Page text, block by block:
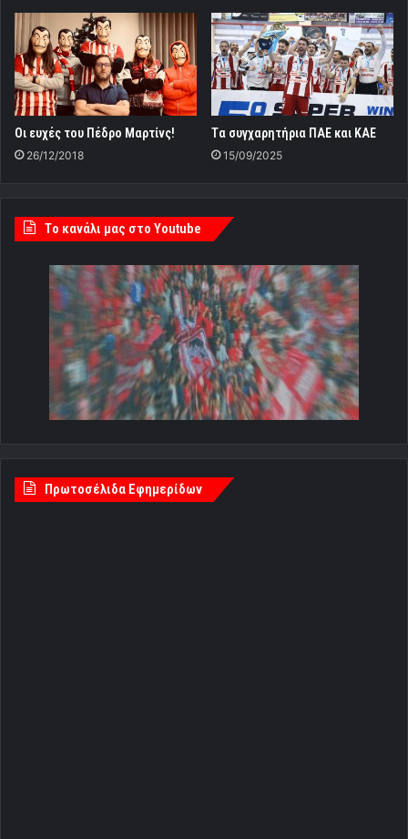
Οι ευχές του Πέδρο Μαρτίνς!
26/12/2018
Tα συγχαρητήρια ΠΑΕ και ΚΑΕ
15/09/2025
Tο κανάλι μας στο Youtube
Πρωτοσέλιδα Εφημερίδων